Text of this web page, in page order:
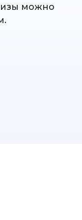
можно